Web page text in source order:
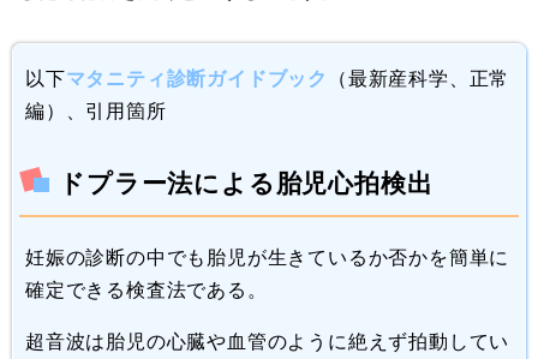
以下マタニティ診断ガイドブック （最新産科学、正常
編）、引用箇所
ドプラー法による胎児心拍検出
妊娠の診断の中でも胎児が生きているか否かを簡単に
確定できる検査法である。
超音波は胎児の心臓や血管のように絶えず拍動してい